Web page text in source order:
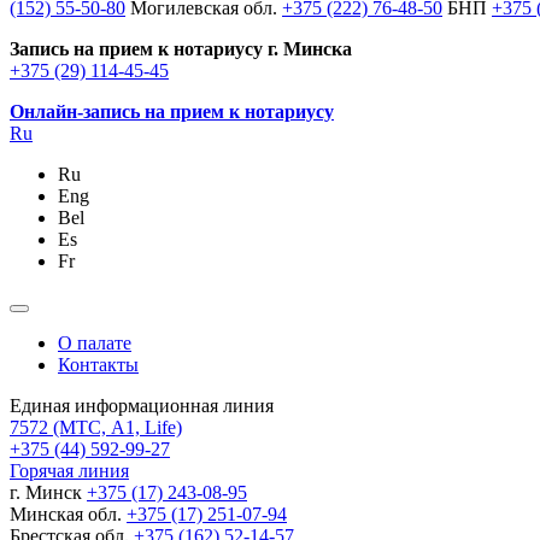
(152) 55-50-80 Могилевская обл. +375 (222) 76-48-50 БНП +375
Запись на прием к нотариусу г. Минска
+375 (29) 114-45-45
Онлайн-запись на прием к нотариусу
Ru
Ru
Eng
Bel
Es
Fr
О палате
Контакты
Единая информационная линия
7572 (МТС, A1, Life)
+375 (44) 592-99-27
Горячая линия
г. Минск +375 (17) 243-08-95
Минская обл. +375 (17) 251-07-94
Брестская обл. +375 (162) 52-14-57